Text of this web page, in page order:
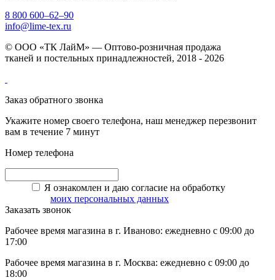
8 800 600–62–90
info@lime-tex.ru
© ООО «ТК ЛайМ» — Оптово-розничная продажа
тканей и постельных принадлежностей, 2018 - 2026
Заказ обратного звонка
Укажите номер своего телефона, наш менеджер перезвонит
вам в течение 7 минут
Номер телефона
Я ознакомлен и даю согласие на обработку
моих персональных данных
Заказать звонок
Рабочее время магазина в г. Иваново: ежедневно с 09:00 до
17:00
Рабочее время магазина в г. Москва: ежедневно с 09:00 до
18:00